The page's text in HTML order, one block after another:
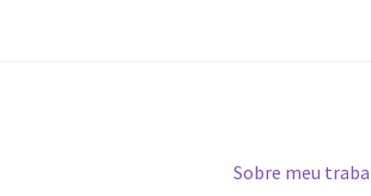
Próximo
Sobre meu